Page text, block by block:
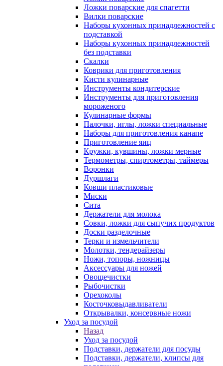
Ложки поварские для спагетти
Вилки поварские
Наборы кухонных принадлежностей с
подставкой
Наборы кухонных принадлежностей
без подставки
Скалки
Коврики для приготовления
Кисти кулинарные
Инструменты кондитерские
Инструменты для приготовления
мороженого
Кулинарные формы
Палочки, иглы, ложки специальные
Наборы для приготовления канапе
Приготовление яиц
Кружки, кувшины, ложки мерные
Термометры, спиртометры, таймеры
Воронки
Дуршлаги
Ковши пластиковые
Миски
Сита
Держатели для молока
Совки, ложки для сыпучих продуктов
Доски разделочные
Терки и измельчители
Молотки, тендерайзеры
Ножи, топоры, ножницы
Аксессуары для ножей
Овощечистки
Рыбочистки
Орехоколы
Косточковыдавливатели
Открывалки, консервные ножи
Уход за посудой
Назад
Уход за посудой
Подставки, держатели для посуды
Подставки, держатели, клипсы для